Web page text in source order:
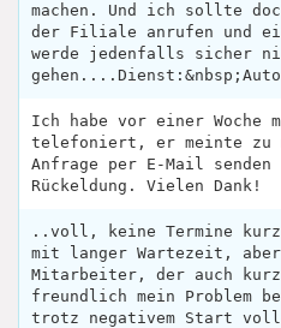
machen. Und ich sollte
der Filiale anrufen und
werde jedenfalls sicher
Ich habe vor einer Woche
telefoniert, er meinte zu
Anfrage per E-Mail
Rückeldung. Vielen Dank!
..voll, keine Termine
mit langer Wartezeit,
Mitarbeiter, der auch kurz
freundlich mein Problem
trotz negativem Start